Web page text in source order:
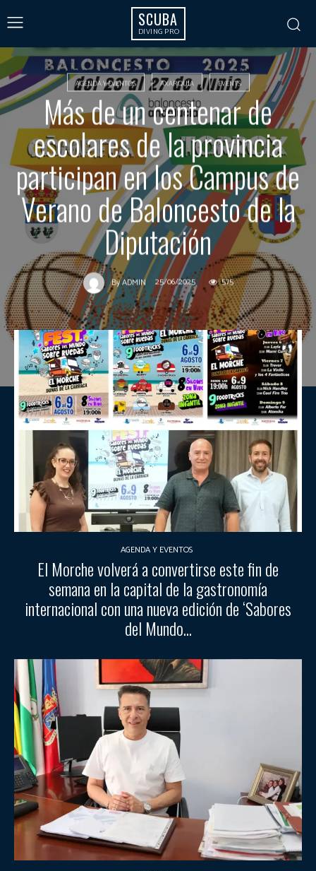
SCUBA
DIVING PRO
AGENDA Y EVENTOS AXARQUÍA EVENTS
Más de un centenar de
escolares de la provincia
participan en los Campus de
Verano de Baloncesto de la
Diputación
ByADMIN 25/06/2025 575
AGENDA Y EVENTOS
El Morche volverá a convertirse este fin de
semana en la capital de la gastronomía
internacional con una nueva edición de ‘Sabores
del Mundo...